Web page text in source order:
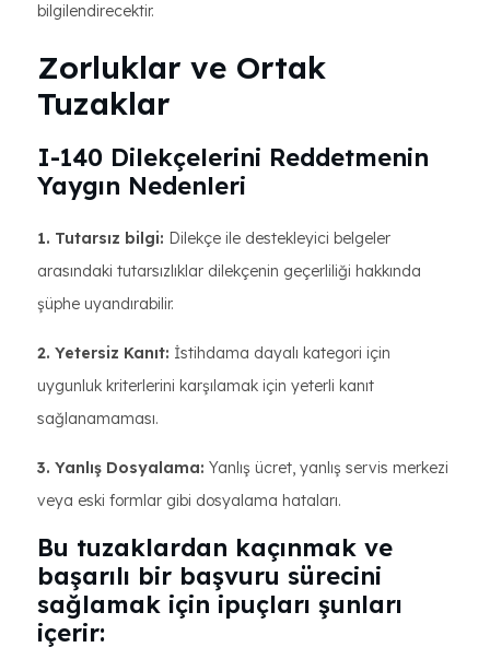
bilgilendirecektir.
Zorluklar ve Ortak
Tuzaklar
I-140 Dilekçelerini Reddetmenin
Yaygın Nedenleri
1. Tutarsız bilgi: Dilekçe ile destekleyici belgeler
arasındaki tutarsızlıklar dilekçenin geçerliliği hakkında
şüphe uyandırabilir.
2. Yetersiz Kanıt: İstihdama dayalı kategori için
uygunluk kriterlerini karşılamak için yeterli kanıt
sağlanamaması.
3. Yanlış Dosyalama: Yanlış ücret, yanlış servis merkezi
veya eski formlar gibi dosyalama hataları.
Bu tuzaklardan kaçınmak ve
başarılı bir başvuru sürecini
sağlamak için ipuçları şunları
içerir: